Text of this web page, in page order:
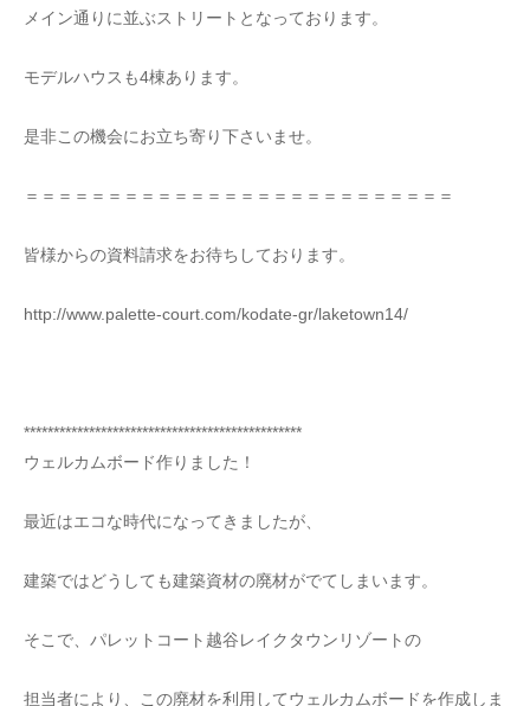
メイン通りに並ぶストリートとなっております。
モデルハウスも4棟あります。
是非この機会にお立ち寄り下さいませ。
＝＝＝＝＝＝＝＝＝＝＝＝＝＝＝＝＝＝＝＝＝＝＝＝＝＝
皆様からの資料請求をお待ちしております。
http://www.palette-court.com/kodate-gr/laketown14/
***********************************************
ウェルカムボード作りました！
最近はエコな時代になってきましたが、
建築ではどうしても建築資材の廃材がでてしまいます。
そこで、パレットコート越谷レイクタウンリゾートの
担当者により、この廃材を利用してウェルカムボードを作成しま